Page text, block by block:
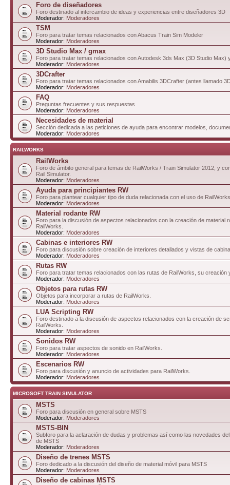
Foro de diseñadores
Foro destinado al intercambio de ideas y experiencias entre diseñadores 3D
Moderador: Moderadores
TSM
Foro para tratar temas relacionados con Abacus Train Sim Modeler
Moderador: Moderadores
3D Studio Max / gmax
Foro para tratar temas relacionados con Autodesk 3ds Max (3D Studio Max)
Moderador: Moderadores
3DCrafter
Foro para tratar temas relacionados con Amabilis 3DCrafter (antes llamado
Moderador: Moderadores
FAQ
Preguntas frecuentes y sus respuestas
Moderador: Moderadores
Necesidades de material
Sección dedicada a las peticiones de ayuda para encontrar modelos,
Moderador: Moderadores
RAILWORKS
RailWorks
Foro de ámbito general para temas de RailWorks / Train Simulator 2012, y
Rail Simulator.
Moderador: Moderadores
Ayuda para principiantes RW
Foro para plantear cualquier tipo de duda relacionada con el uso de
Moderador: Moderadores
Material rodante RW
Foro para la discusión de aspectos relacionados con la creación de material
RailWorks.
Moderador: Moderadores
Cabinas e interiores RW
Foro para discusión sobre creación de interiores detallados y vistas de
Moderador: Moderadores
Rutas RW
Foro para tratar temas relacionados con las rutas de RailWorks, su creación
Moderador: Moderadores
Objetos para rutas RW
Objetos para incorporar a rutas de RailWorks.
Moderador: Moderadores
LUA Scripting RW
Foro destinado a la discusión de aspectos relacionados con la creación de
RailWorks.
Moderador: Moderadores
Sonidos RW
Foro para tratar aspectos de sonido en RailWorks.
Moderador: Moderadores
Escenarios RW
Foro para discusión y anuncio de actividades para RailWorks.
Moderador: Moderadores
MICROSOFT TRAIN SIMULATOR
MSTS
Foro para discusión en general sobre MSTS
Moderador: Moderadores
MSTS-BIN
Subforo para la aclaración de dudas y problemas así como las novedades
de MSTS
Moderador: Moderadores
Diseño de trenes MSTS
Foro dedicado a la discusión del diseño de material móvil para MSTS
Moderador: Moderadores
Diseño de cabinas MSTS